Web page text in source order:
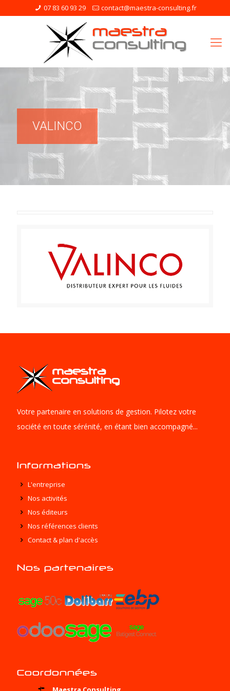
07 83 60 93 29 contact@maestra-consulting.fr
VALINCO
Votre partenaire en solutions de gestion. Pilotez votre
société en toute sérénité, en étant bien accompagné...
Informations
L'entreprise
Nos activités
Nos éditeurs
Nos références clients
Contact & plan d'accès
Nos partenaires
Coordonnées